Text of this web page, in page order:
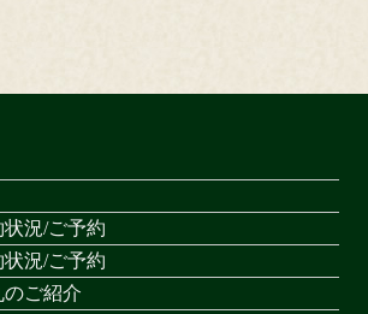
況/ご予約
況/ご予約
ご紹介